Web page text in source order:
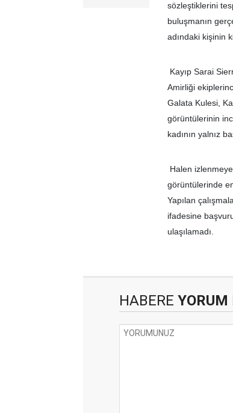
sözleştiklerini
buluşmanın
adındaki kişinin
Kayıp Sarai
Amirliği
Galata Kulesi,
görüntülerinin
kadının yalnız
Halen
görüntülerinde
Yapılan
ifadesine
ulaşılamadı.
HABERE YORUM